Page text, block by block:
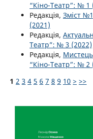
“Кіно-Театр”: № 1
Редакція, Зміст
(2021)
Редакція,
Театр”: № 3 (2022)
Редакція,
“Кіно-Театр”: № 2
1 2 3 4 5 6 7 8 9 10 > >>